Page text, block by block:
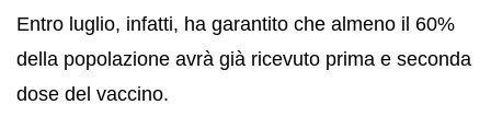
Entro luglio, infatti, ha garantito che almeno il 60%
della popolazione avrà già ricevuto prima e seconda
dose del vaccino.